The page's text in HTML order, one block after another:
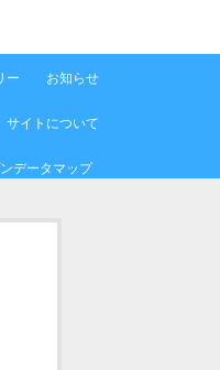
ー お知らせ
サイトについて
データマップ